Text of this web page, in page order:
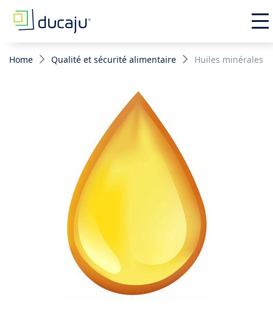
Home Qualité et sécurité alimentaire Huiles minérales